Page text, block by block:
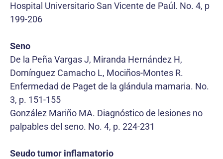
Hospital Universitario San Vicente de Paúl. No. 4, p
199-206
Seno
De la Peña Vargas J, Miranda Hernández H,
Domínguez Camacho L, Mociños-Montes R.
Enfermedad de Paget de la glándula mamaria. No.
3, p. 151-155
González Mariño MA. Diagnóstico de lesiones no
palpables del seno. No. 4, p. 224-231
Seudo tumor inflamatorio